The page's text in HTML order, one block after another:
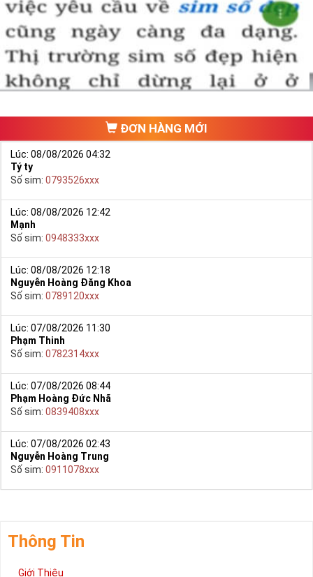
ĐƠN HÀNG MỚI
Lúc: 08/08/2026 04:32
Tý ty
Số sim: 0793526xxx
Lúc: 08/08/2026 12:42
Mạnh
Số sim: 0948333xxx
Lúc: 08/08/2026 12:18
Nguyễn Hoàng Đăng Khoa
Số sim: 0789120xxx
Lúc: 07/08/2026 11:30
Phạm Thinh
Số sim: 0782314xxx
Lúc: 07/08/2026 08:44
Phạm Hoàng Đức Nhã
Số sim: 0839408xxx
Lúc: 07/08/2026 02:43
Nguyễn Hoàng Trung
Số sim: 0911078xxx
Thông Tin
Giới Thiệu